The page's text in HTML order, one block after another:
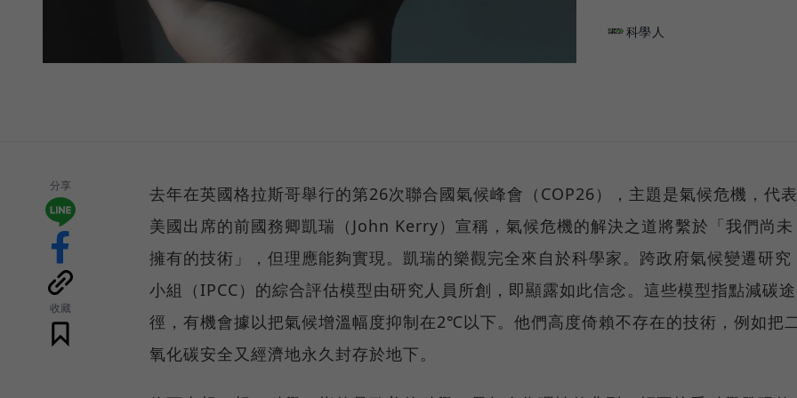
科學人
分享
收藏
去年在英國格拉斯哥舉行的第26次聯合國氣候峰會（COP26），主題是氣候危機，代表
美國出席的前國務卿凱瑞（John Kerry）宣稱，氣候危機的解決之道將繫於「我們尚未
擁有的技術」，但理應能夠實現。凱瑞的樂觀完全來自於科學家。跨政府氣候變遷研究
小組（IPCC）的綜合評估模型由研究人員所創，即顯露如此信念。這些模型指點減碳途
徑，有機會據以把氣候增溫幅度抑制在2℃以下。他們高度倚賴不存在的技術，例如把
氧化碳安全又經濟地永久封存於地下。